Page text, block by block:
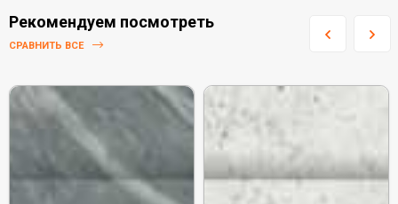
Рекомендуем посмотреть
СРАВНИТЬ ВСЕ